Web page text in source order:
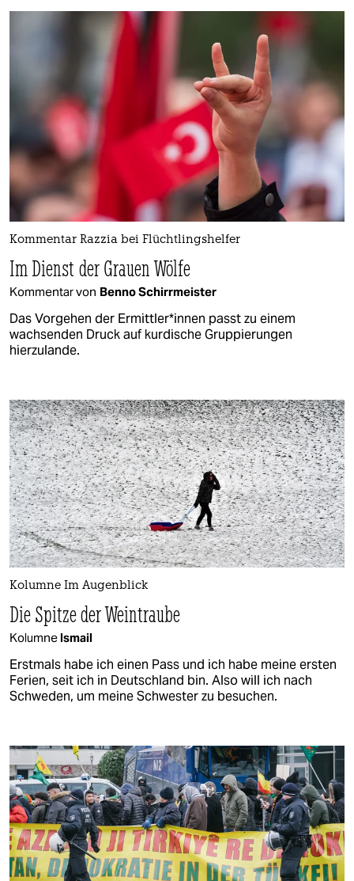
Kommentar Razzia bei Flüchtlingshelfer
Im Dienst der Grauen Wölfe
Kommentar von Benno Schirrmeister
Das Vorgehen der Ermittler*innen passt zu einem
wachsenden Druck auf kurdische Gruppierungen
hierzulande.
Kolumne Im Augenblick
Die Spitze der Weintraube
Kolumne Ismail
Erstmals habe ich einen Pass und ich habe meine ersten
Ferien, seit ich in Deutschland bin. Also will ich nach
Schweden, um meine Schwester zu besuchen.